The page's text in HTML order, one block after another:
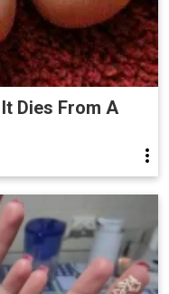
Dies From A